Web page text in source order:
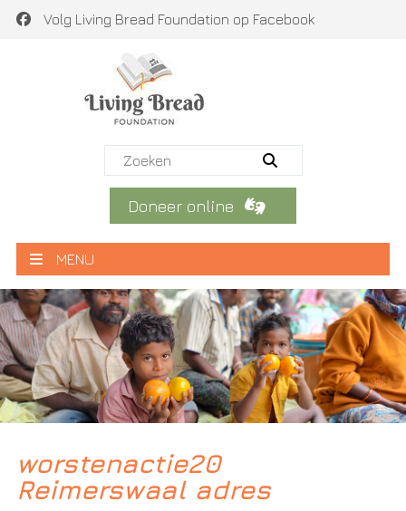
Volg Living Bread Foundation op Facebook
Doneer online
MENU
worstenactie20
Reimerswaal adres